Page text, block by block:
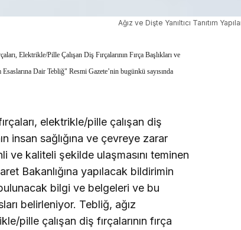
Ağız ve Dişte Yanıltıcı Tanıtım
Elektrikle/Pille Çalışan Diş Fırçalarının Fırça Başlıkları ve
Dair Tebliğ" Resmi Gazete’nin bugünkü sayısında
elektrikle/pille çalışan diş
insan sağlığına ve çevreye zarar
kaliteli şekilde ulaşmasını teminen
Bakanlığına yapılacak bildirimin
bilgi ve belgeleri ve bu
belirleniyor. Tebliğ, ağız
pille çalışan diş fırçalarının fırça